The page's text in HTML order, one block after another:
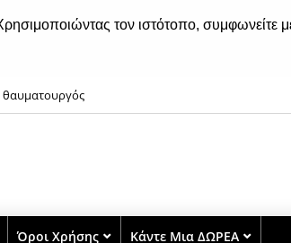
τον ιστότοπο, συμφωνείτε
θαυματoυργός
Όροι Χρήσης Κάντε Μια ΔΩΡΕΑ